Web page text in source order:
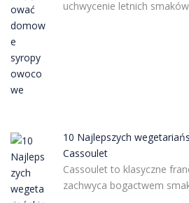
uchwycenie letnich
10 Najlepszych
Cassoulet
Cassoulet to klasyczne
zachwyca bogactwem